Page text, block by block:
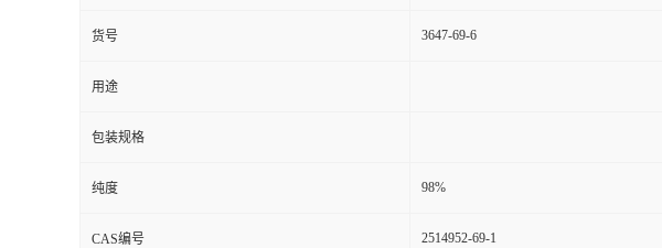
货号 3647-69-6
用途
包装规格
纯度 98%
CAS编号 2514952-69-1